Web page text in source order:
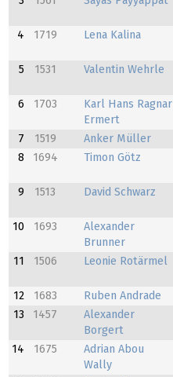
4 1719 Lena Kalina
5 1531 Valentin Wehrle
6 1703
Karl Hans Ragnar
Ermert
7 1519 Anker Müller
8
1694 Timon Götz
9 1513 David Schwarz
10 1693
Alexander
Brunner
11 1506 Leonie Rotärmel
12 1683 Ruben Andrade
13
1457
Alexander
Borgert
14 1675
Adrian Abou
Wally